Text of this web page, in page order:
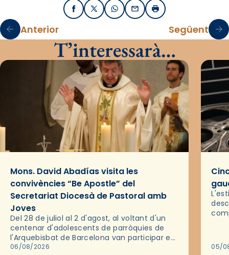
FacebookX / TwitterWhatsApp
EmailImprimir
Anterior Següent
T’interessarà…
Mons. David Abadías visita les
convivències “Be Apostle” del
Secretariat Diocesà de Pastoral amb
Joves
Del 28 de juliol al 2 d'agost, al voltant d'un
centenar d'adolescents de parròquies de
l'Arquebisbat de Barcelona van participar en
les convivències Be Apostle, organitzades
06/08/2026 05/